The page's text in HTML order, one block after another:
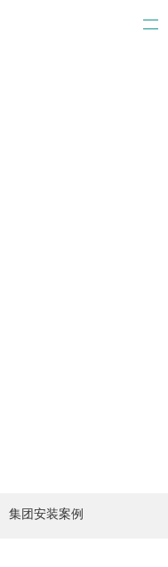
集团安装案例